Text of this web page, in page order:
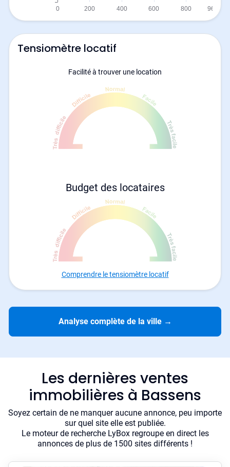
Tensiomètre locatif
Facilité à trouver une location
Budget des locataires
Comprendre le tensiomètre locatif
Analyse complète de la ville →
Les dernières ventes
immobilières à Bassens
Soyez certain de ne manquer aucune annonce, peu importe
sur quel site elle est publiée.
Le moteur de recherche LyBox regroupe en direct les
annonces de plus de 1500 sites différents !